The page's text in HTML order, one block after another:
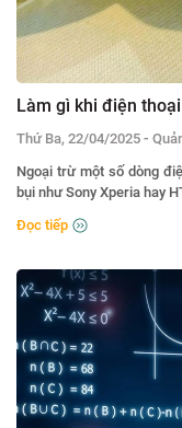
Làm gì khi điện
Thứ Ba, 22/04/2025 -
Ngoại trừ một số dòng
bụi như Sony Xperia hay
Đọc tiếp